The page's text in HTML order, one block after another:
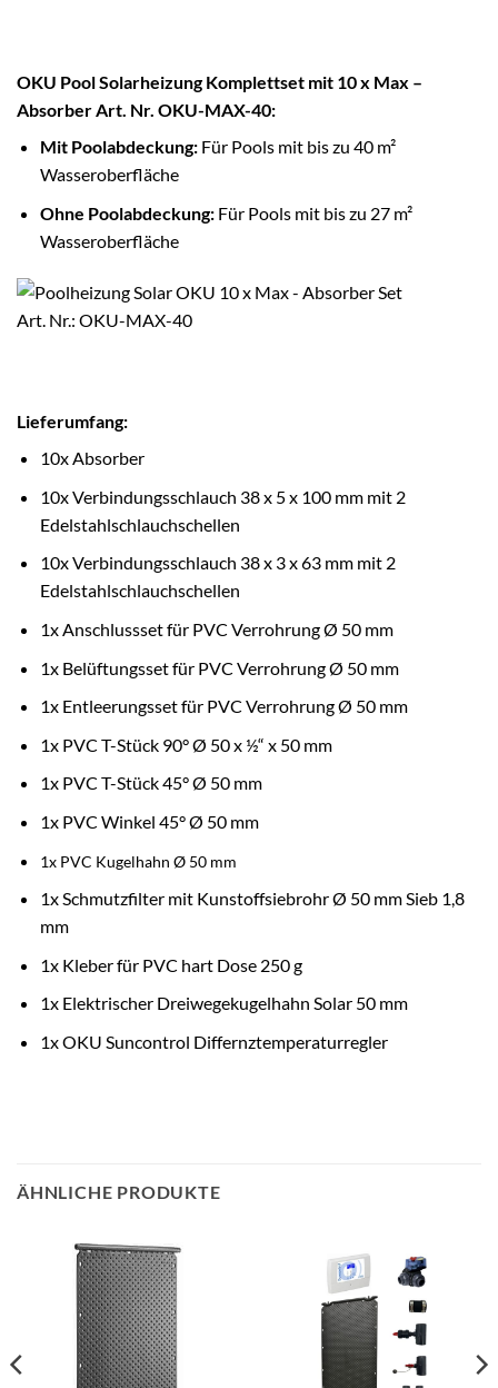
OKU Pool Solarheizung Komplettset mit 10 x Max –
Absorber Art. Nr. OKU-MAX-40:
Mit Poolabdeckung:Für Pools mit bis zu 40 m²
Wasseroberfläche
Ohne Poolabdeckung:Für Pools mit bis zu 27 m²
Wasseroberfläche
Lieferumfang:
10x Absorber
10x Verbindungsschlauch 38 x 5 x 100 mm mit 2
Edelstahlschlauchschellen
10x Verbindungsschlauch 38 x 3 x 63 mm mit 2
Edelstahlschlauchschellen
1x Anschlussset für PVC Verrohrung Ø 50 mm
1x Belüftungsset für PVC Verrohrung Ø 50 mm
1x Entleerungsset für PVC Verrohrung Ø 50 mm
1x PVC T-Stück 90° Ø 50 x ½“ x 50 mm
1x PVC T-Stück 45° Ø 50 mm
1x PVC Winkel 45° Ø 50 mm
1x PVC Kugelhahn Ø 50 mm
1x Schmutzfilter mit Kunstoffsiebrohr Ø 50 mm Sieb 1,8
mm
1x Kleber für PVC hart Dose 250 g
1x Elektrischer Dreiwegekugelhahn Solar 50 mm
1x OKU Suncontrol Differnztemperaturregler
ÄHNLICHE PRODUKTE